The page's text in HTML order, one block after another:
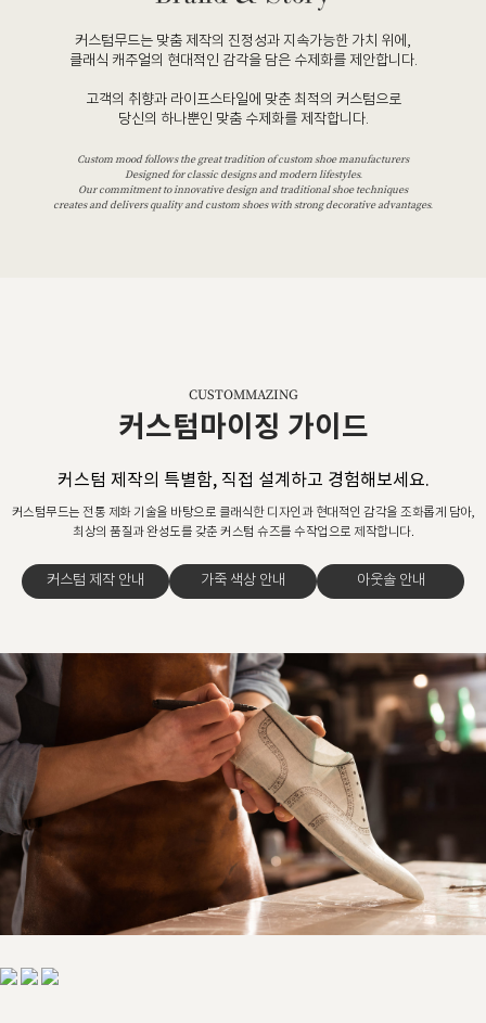
커스텀무드는 맞춤 제작의 진정성과 지속가능한 가치 위에,
클래식 캐주얼의 현대적인 감각을 담은 수제화를 제안합니다.
고객의 취향과 라이프스타일에 맞춘 최적의 커스텀으로
당신의 하나뿐인 맞춤 수제화를 제작합니다.
Custom mood follows the great tradition of custom shoe manufacturers
Designed for classic designs and modern lifestyles.
Our commitment to innovative design and traditional shoe techniques
creates and delivers quality and custom shoes with strong decorative advantages.
CUSTOMMAZING
커스텀마이징 가이드
커스텀 제작의 특별함, 직접 설계하고 경험해보세요.
커스텀무드는 전통 제화 기술을 바탕으로 클래식한 디자인과 현대적인 감각을 조화롭게 담아,
최상의 품질과 완성도를 갖춘 커스텀 슈즈를 수작업으로 제작합니다.
커스텀 제작 안내 가죽 색상 안내 아웃솔 안내